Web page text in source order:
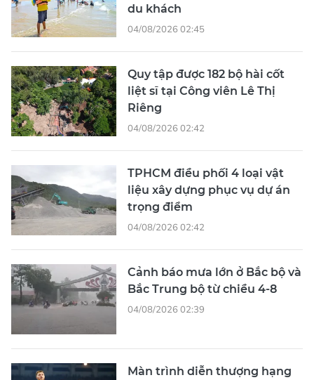
du khách
04/08/2026 02:45
Quy tập được 182 bộ hài cốt
liệt sĩ tại Công viên Lê Thị
Riêng
04/08/2026 02:42
TPHCM điều phối 4 loại vật
liệu xây dựng phục vụ dự án
trọng điểm
04/08/2026 02:42
Cảnh báo mưa lớn ở Bắc bộ và
Bắc Trung bộ từ chiều 4-8
04/08/2026 02:39
Màn trình diễn thượng hạng